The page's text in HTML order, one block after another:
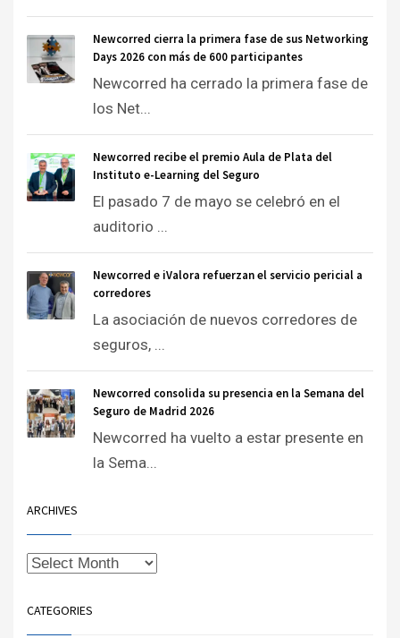
Newcorred cierra la primera fase de sus Networking
Days 2026 con más de 600 participantes
Newcorred ha cerrado la primera fase de
los Net...
Newcorred recibe el premio Aula de Plata del
Instituto e-Learning del Seguro
El pasado 7 de mayo se celebró en el
auditorio ...
Newcorred e iValora refuerzan el servicio pericial a
corredores
La asociación de nuevos corredores de
seguros, ...
Newcorred consolida su presencia en la Semana del
Seguro de Madrid 2026
Newcorred ha vuelto a estar presente en
la Sema...
ARCHIVES
CATEGORIES